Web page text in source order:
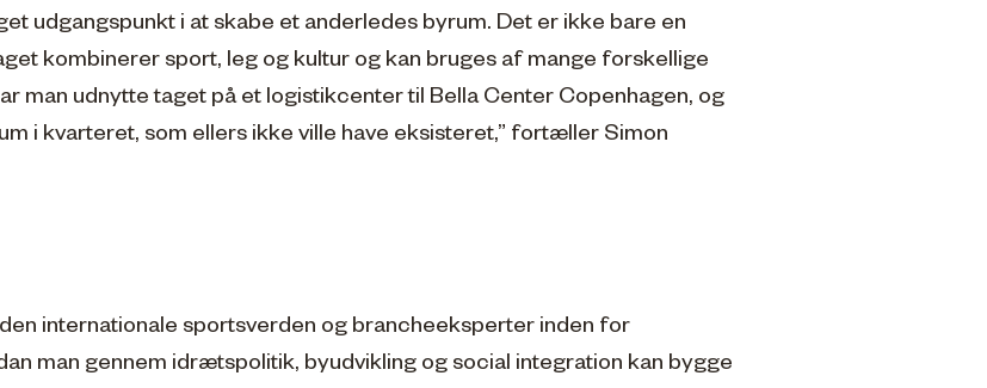
udgangspunkt i at skabe et anderledes byrum. Det er ikke bare en
kombinerer sport, leg og kultur og kan bruges af mange forskellige
man udnytte taget på et logistikcenter til Bella Center Copenhagen, og
i kvarteret, som ellers ikke ville have eksisteret,” fortæller Simon
internationale sportsverden og brancheeksperter inden for
man gennem idrætspolitik, byudvikling og social integration kan bygge